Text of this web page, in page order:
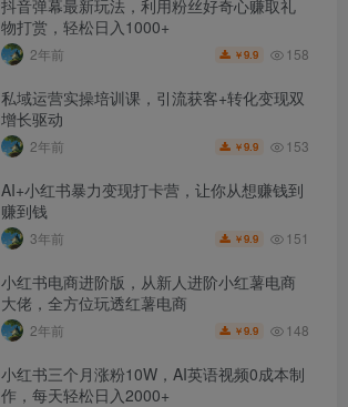
抖音弹幕最新玩法，利用粉丝好奇心赚取礼
物打赏，轻松日入1000+
2年前 ￥9.9 158
私域运营实操培训课，引流获客+转化变现双
增长驱动
2年前 ￥9.9 153
AI+小红书暴力变现打卡营，让你从想赚钱到
赚到钱
3年前 ￥9.9 151
小红书电商进阶版，从新人进阶小红薯电商
大佬，全方位玩透红薯电商
2年前 ￥9.9 148
小红书三个月涨粉10W，AI英语视频0成本制
作，每天轻松日入2000+